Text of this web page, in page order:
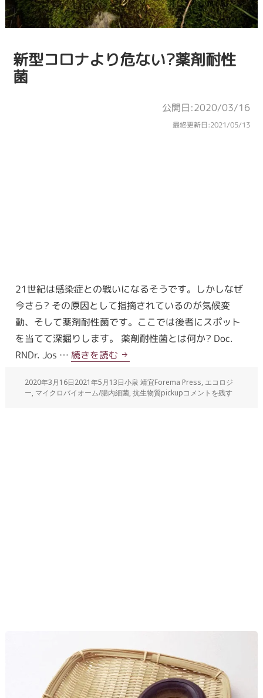
新型コロナより危ない?薬剤耐性
菌
公開日:2020/03/16
最終更新日:2021/05/13
21世紀は感染症との戦いになるそうです。しかしなぜ
今さら? その原因として指摘されているのが気候変
動、そして薬剤耐性菌です。ここでは後者にスポット
を当てて深掘りします。 薬剤耐性菌とは何か? Doc.
RNDr. Jos …続きを読む
2020年3月16日2021年5月13日小泉 靖宜Forema Press, エコロジ
ー, マイクロバイオーム/腸内細菌,抗生物質pickupコメントを残す